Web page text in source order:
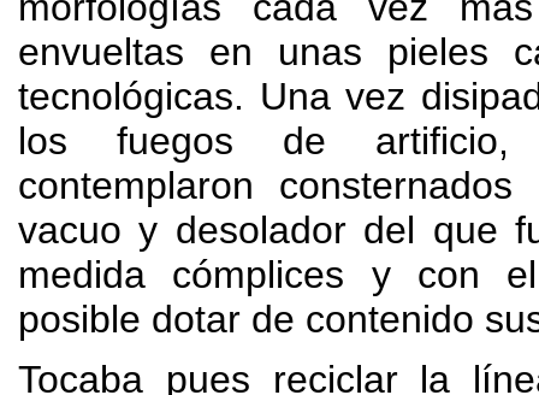
envueltas en unas pieles
tecnológicas. Una vez
los fuegos de artificio
contemplaron
vacuo y desolador del que
medida cómplices y con
posible dotar de contenido
Tocaba pues reciclar la